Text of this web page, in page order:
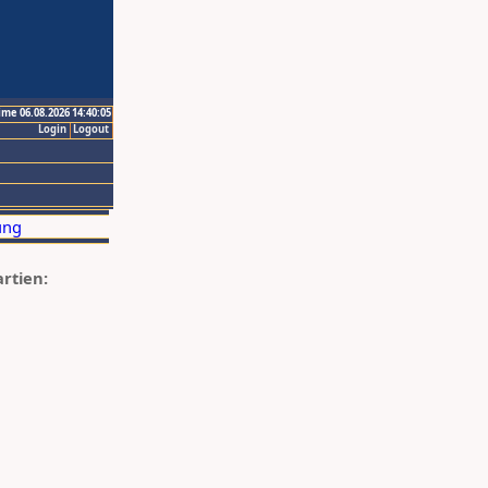
06.08.2026 14:40:05
Logout
Login